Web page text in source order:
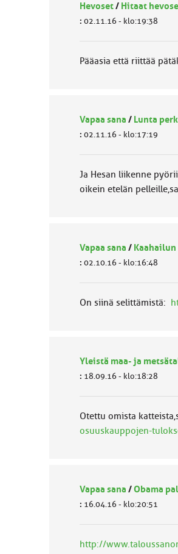
Hevoset/ Hitaat
: 02.11.16 - klo:19:38
Pääasia että riittää
Vapaa sana / Lunta
: 02.11.16 - klo:17:19
Ja Hesan liikenne
oikein etelän
Vapaa sana /
: 02.10.16 - klo:16:48
On siinä selittämistä:
Yleistä maa- ja
: 18.09.16 - klo:18:28
Otettu omista
osuuskauppojen-
Vapaa sana /Obama
: 16.04.16 - klo:20:51
http://